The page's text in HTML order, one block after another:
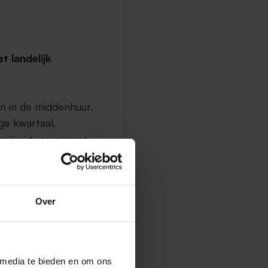
Over
te bieden en om ons
landelijk
in de middenhuur.
kwartaal.
is niet gecorrigeerd.